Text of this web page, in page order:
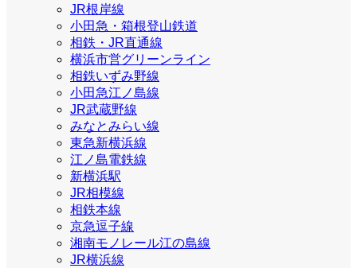
JR根岸線
小田急・箱根登山鉄道
相鉄・JR直通線
横浜市営グリーンライン
相鉄いずみ野線
小田急江ノ島線
JR武蔵野線
みなとみらい線
東急新横浜線
江ノ島電鉄線
新横浜駅
JR相模線
相鉄本線
京急逗子線
湘南モノレール江の島線
JR横浜線